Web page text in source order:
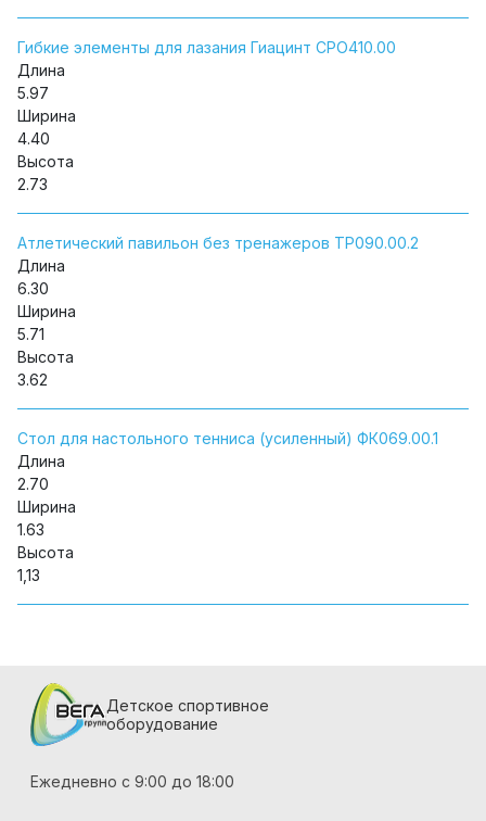
Гибкие элементы для лазания Гиацинт СРО410.00
Длина
5.97
Ширина
4.40
Высота
2.73
Атлетический павильон без тренажеров ТР090.00.2
Длина
6.30
Ширина
5.71
Высота
3.62
Стол для настольного тенниса (усиленный) ФК069.00.1
Длина
2.70
Ширина
1.63
Высота
1,13
Детское спортивное
оборудование
Ежедневно с 9:00 до 18:00